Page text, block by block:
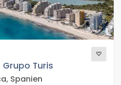
Grupo Turis
Spanien